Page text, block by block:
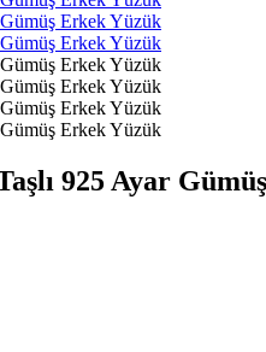
925 Ayar